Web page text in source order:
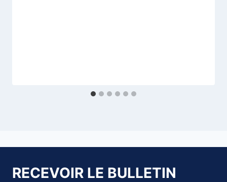
RECEVOIR LE BULLETIN